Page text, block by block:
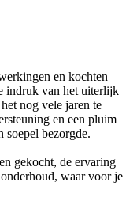
en kochten
indruk van het uiterlijk
nog vele jaren te
en een pluim
soepel bezorgde.
gekocht, de ervaring
waar voor je